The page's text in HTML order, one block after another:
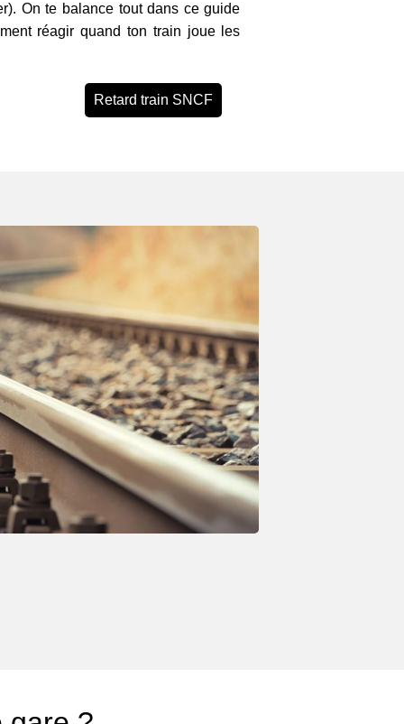
On te balance tout dans ce guide
réagir quand ton train joue les
Retard train SNCF